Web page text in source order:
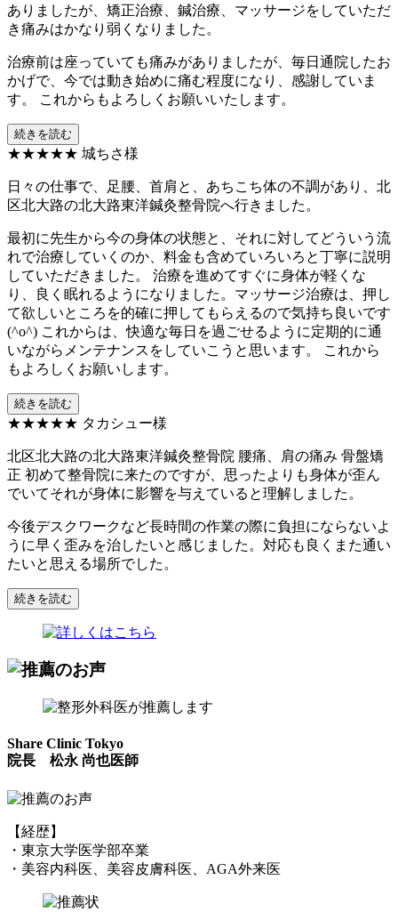
ありましたが、矯正治療、鍼治療、マッサージをしていただ
き痛みはかなり弱くなりました。
治療前は座っていても痛みがありましたが、毎日通院したお
かげで、今では動き始めに痛む程度になり、感謝していま
す。 これからもよろしくお願いいたします。
続きを読む
★★★★★ 城ちさ様
日々の仕事で、足腰、首肩と、あちこち体の不調があり、北
区北大路の北大路東洋鍼灸整骨院へ行きました。
最初に先生から今の身体の状態と、それに対してどういう流
れで治療していくのか、料金も含めていろいろと丁寧に説明
していただきました。 治療を進めてすぐに身体が軽くな
り、良く眠れるようになりました。マッサージ治療は、押し
て欲しいところを的確に押してもらえるので気持ち良いです
(^o^) これからは、快適な毎日を過ごせるように定期的に通
いながらメンテナンスをしていこうと思います。 これから
もよろしくお願いします。
続きを読む
★★★★★ タカシュー様
北区北大路の北大路東洋鍼灸整骨院 腰痛、肩の痛み 骨盤矯
正 初めて整骨院に来たのですが、思ったよりも身体が歪ん
でいてそれが身体に影響を与えていると理解しました。
今後デスクワークなど長時間の作業の際に負担にならないよ
うに早く歪みを治したいと感じました。対応も良くまた通い
たいと思える場所でした。
続きを読む
Share Clinic Tokyo
院長 松永 尚也医師
【経歴】
・東京大学医学部卒業
・美容内科医、美容皮膚科医、AGA外来医